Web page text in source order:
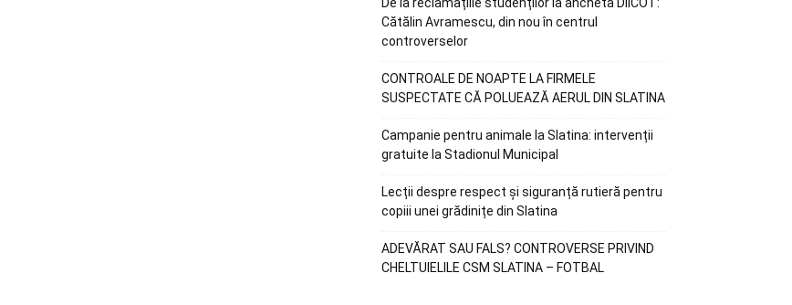
Cătălin Avramescu, din nou în centrul
controverselor
CONTROALE DE NOAPTE LA FIRMELE
SUSPECTATE CĂ POLUEAZĂ AERUL DIN SLATINA
Campanie pentru animale la Slatina: intervenții
gratuite la Stadionul Municipal
Lecții despre respect și siguranță rutieră pentru
copiii unei grădinițe din Slatina
ADEVĂRAT SAU FALS? CONTROVERSE PRIVIND
CHELTUIELILE CSM SLATINA – FOTBAL